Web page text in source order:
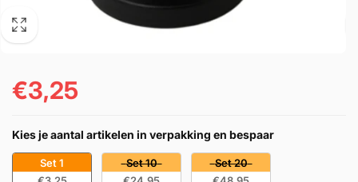
Cena
€3,25
Kies je aantal artikelen in verpakking en bespaar
Set 1
Set 10
Set 20